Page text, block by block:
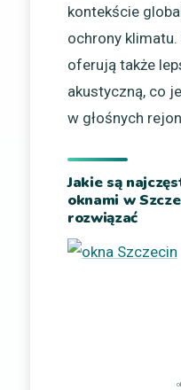
kontekście
ochrony
oferują także
akustyczną, co
w głośnych
Jakie są
oknami w
rozwiązać